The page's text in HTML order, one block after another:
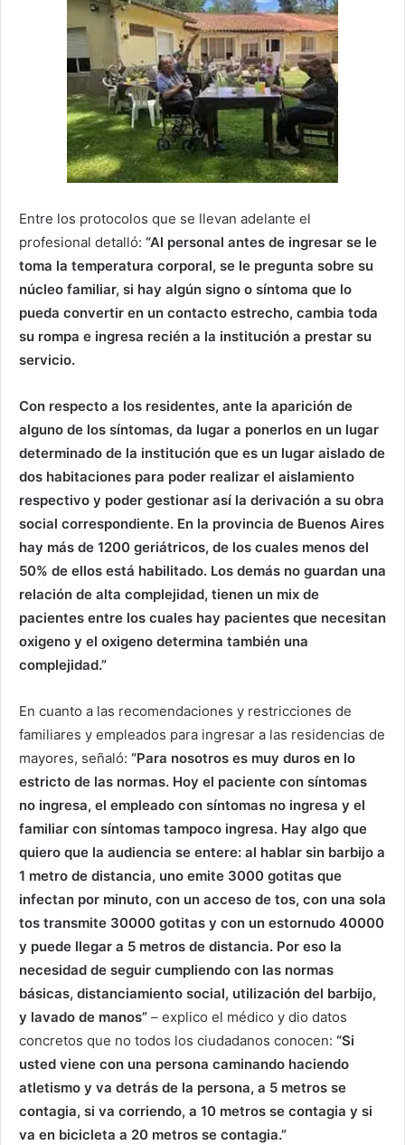
Entre los protocolos que se llevan adelante el
profesional detalló: “Al personal antes de ingresar se le
toma la temperatura corporal, se le pregunta sobre su
núcleo familiar, si hay algún signo o síntoma que lo
pueda convertir en un contacto estrecho, cambia toda
su rompa e ingresa recién a la institución a prestar su
servicio.
Con respecto a los residentes, ante la aparición de
alguno de los síntomas, da lugar a ponerlos en un lugar
determinado de la institución que es un lugar aislado de
dos habitaciones para poder realizar el aislamiento
respectivo y poder gestionar así la derivación a su obra
social correspondiente. En la provincia de Buenos Aires
hay más de 1200 geriátricos, de los cuales menos del
50% de ellos está habilitado. Los demás no guardan una
relación de alta complejidad, tienen un mix de
pacientes entre los cuales hay pacientes que necesitan
oxigeno y el oxigeno determina también una
complejidad.”
En cuanto a las recomendaciones y restricciones de
familiares y empleados para ingresar a las residencias de
mayores, señaló: “Para nosotros es muy duros en lo
estricto de las normas. Hoy el paciente con síntomas
no ingresa, el empleado con síntomas no ingresa y el
familiar con síntomas tampoco ingresa. Hay algo que
quiero que la audiencia se entere: al hablar sin barbijo a
1 metro de distancia, uno emite 3000 gotitas que
infectan por minuto, con un acceso de tos, con una sola
tos transmite 30000 gotitas y con un estornudo 40000
y puede llegar a 5 metros de distancia. Por eso la
necesidad de seguir cumpliendo con las normas
básicas, distanciamiento social, utilización del barbijo,
y lavado de manos” – explico el médico y dio datos
concretos que no todos los ciudadanos conocen: “Si
usted viene con una persona caminando haciendo
atletismo y va detrás de la persona, a 5 metros se
contagia, si va corriendo, a 10 metros se contagia y si
va en bicicleta a 20 metros se contagia.”